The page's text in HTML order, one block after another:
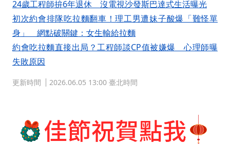
24歲工程師拚6年退休 沒電視沙發斯巴達式生活曝光
初次約會排隊吃拉麵翻車！理工男遭妹子酸爆「難怪單
身」 網點破關鍵：女生輸給拉麵
約會吃拉麵直接出局？工程師談CP值被嫌爆 心理師曝
失敗原因
更新時間 2026.06.05 13:00 臺北時間